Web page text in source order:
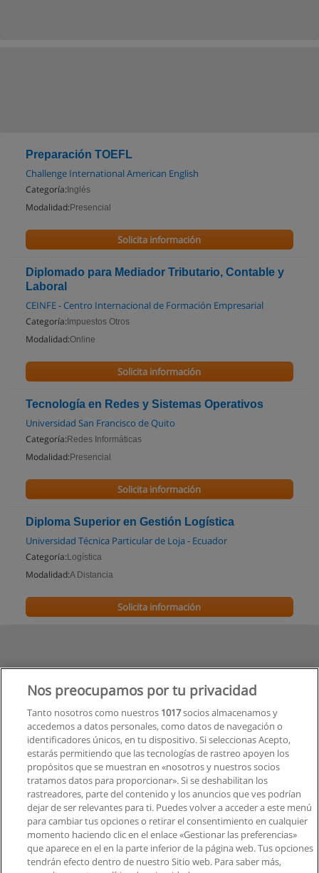
Preparación TOEFL
Challenge International American English
Categoría: Inglés
Modalidad: Presencial
Solicita información
Diplomado para Mediador Tributario, Contable y
Laboral
CEINFE - Centro Internacional de Formación Empresarial
Categoría: Impuestos Otros
Modalidad:Online
Solicita información
Tecnología en Redes y Sistemas Operativos
Universidad San Francisco de Quito
Categoría: Redes Informáticas
Modalidad: Presencial
Solicita información
Diploma Superior en Gestión Logística
Universidad Técnica Particular de Loja - Ecuador
Categoría: Logística
Modalidad:A Distancia
Solicita información
Nos preocupamos por tu privacidad
Tanto nosotros como nuestros 1017socios almacenamos y
accedemos a datos personales, como datos de navegación o
identificadores únicos, en tu dispositivo. Si seleccionas Acepto,
estarás permitiendo que las tecnologías de rastreo apoyen los
propósitos que se muestran en «nosotros y nuestros socios
tratamos datos para proporcionar». Si se deshabilitan los
rastreadores, parte del contenido y los anuncios que ves podrían
dejar de ser relevantes para ti. Puedes volver a acceder a este menú
para cambiar tus opciones o retirar el consentimiento en cualquier
momento haciendo clic en el enlace «Gestionar las preferencias»
que aparece en el en la parte inferior de la página web. Tus opciones
tendrán efecto dentro de nuestro Sitio web. Para saber más,